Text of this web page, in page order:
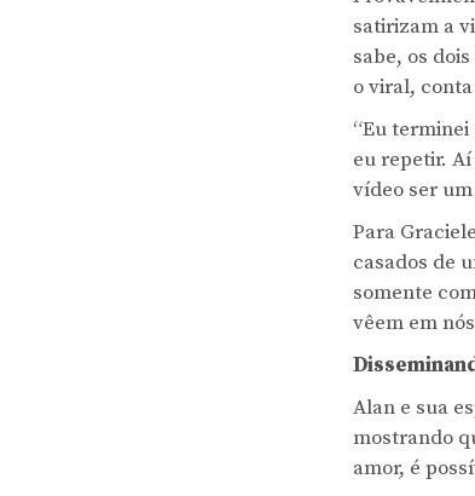
satirizam a
sabe, os
o viral,
“Eu
eu repetir.
vídeo ser
Para
casados de
somente
vêem em
Alan e sua
mostrando
amor, é